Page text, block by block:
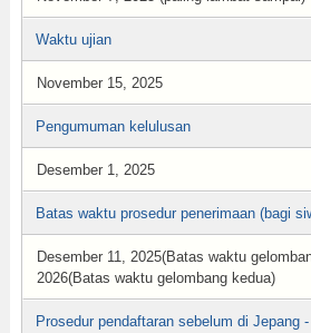
Waktu ujian
November 15, 2025
Pengumuman kelulusan
Desember 1, 2025
Batas waktu prosedur penerimaan (bagi
Desember 11, 2025(Batas waktu
2026(Batas waktu gelombang kedua)
Prosedur pendaftaran sebelum di Jepang